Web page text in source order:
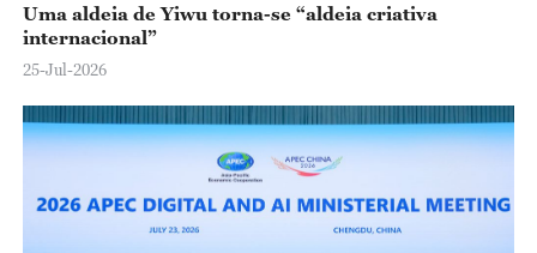
Uma aldeia de Yiwu torna-se “aldeia criativa
internacional”
25-Jul-2026